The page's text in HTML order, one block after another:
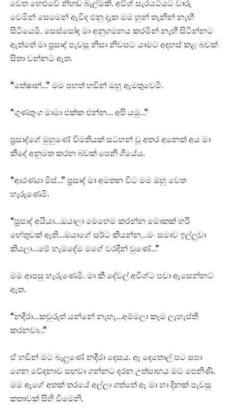
වෙත හෙළුවේ නිහඬ බැල්මකි. අවීශ් සැරයටියට වාරු
වෙමින් සෙමෙන් ඇවිද එනු දැක මම හුන් තැනින් නැඟී
සිටියෙමි. සෙස්සෝද මා අනුගමනය කරමින් නැඟී සිටින්නට
ඇත්තේ මා ප්‍රසාද් පැවසූ නිසා නිවසට යාමට අදහස් කළ බවක්
සිතා වන්නට ඇත.
“තේෂාන්…” මම පහත් හඬින් ඔහු ඇමතුවෙමි.
“ගුණතුංග මාමා එක්ක එන්න… අපි යමු…”
ප්‍රසාද්ගේ මුහුණේ විමතියක් සටහන් වූ අතර අනෙක් අය මා
කීදේ අනුමත කරන බවක් පෙනී ගියේය.
“ආරණ්‍යා මිස්…” ප්‍රසාද් මා අමතන විට මම ඔහු වෙත
හැරුණෙමි.
“ප්‍රසාද් අයියා…ඔයාලා මෙහෙම කරන්න මොකක් හරි
හේතුවක් ඇති…ඔයාගේ සර්ට කියන්න…මං සමාව ඉල්ලුවා
කියලා…මේ හැමදේම මගේ වරදින් වුණේ…”
මම ආපසු හැරුණෙමි. මා කී දේවල් අවීශ්ට පවා ඇසෙන්නට
ඇත.
“නදීරා…කවුරුත් යන්නේ නැහැ…අම්මලා කෑම ලැහැස්ති
කරනවා…”
ඒ හඬින් මට බැලුණේ නදීරා දෙසය. ඈ දෙතොල් පට සපා
ගෙන වේදනාව සඟවා ගන්නට දරන උත්සාහය මට පෙනිණි.
මම ඇගේ අතක් තරයේ අල්ලා ගත්තේ ඈ මා හා දිනක් පැවසූ
කතාවක් සිහි වීමෙනි.